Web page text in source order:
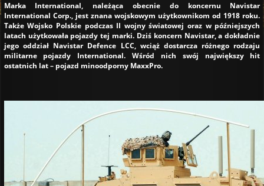
Marka International, należąca obecnie do koncernu Navistar
International Corp., jest znana wojskowym użytkownikom od 1918 roku.
Także Wojsko Polskie podczas II wojny światowej oraz w późniejszych
latach użytkowała pojazdy tej marki. Dziś koncern Navistar, a dokładnie
jego oddział Navistar Defence LCC, wciąż dostarcza różnego rodzaju
militarne pojazdy International. Wśród nich swój największy hit
ostatnich lat – pojazd minoodporny MaxxPro.